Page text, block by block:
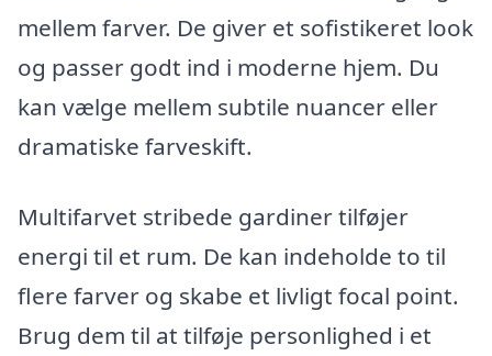
mellem farver. De giver et sofistikeret look
og passer godt ind i moderne hjem. Du
kan vælge mellem subtile nuancer eller
dramatiske farveskift.
Multifarvet stribede gardiner tilføjer
energi til et rum. De kan indeholde to til
flere farver og skabe et livligt focal point.
Brug dem til at tilføje personlighed i et